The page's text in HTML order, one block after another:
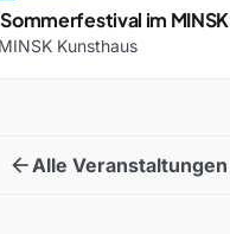
im MINSK
Kunsthaus
arrow_backAlle Veranstaltungen